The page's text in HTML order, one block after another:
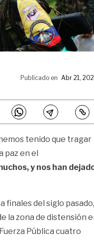
Publicado en Abr 21,
tenido que tragar
paz en el
y nos han
finales del siglo pasado,
la zona de distensión
Pública cuatro